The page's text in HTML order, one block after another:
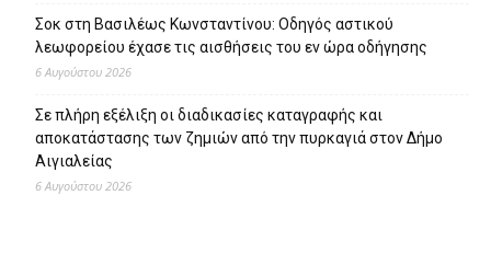
Σοκ στη Βασιλέως Κωνσταντίνου: Οδηγός αστικού
λεωφορείου έχασε τις αισθήσεις του εν ώρα οδήγησης
6 Αυγούστου 2026
Σε πλήρη εξέλιξη οι διαδικασίες καταγραφής και
αποκατάστασης των ζημιών από την πυρκαγιά στον Δήμο
Αιγιαλείας
6 Αυγούστου 2026